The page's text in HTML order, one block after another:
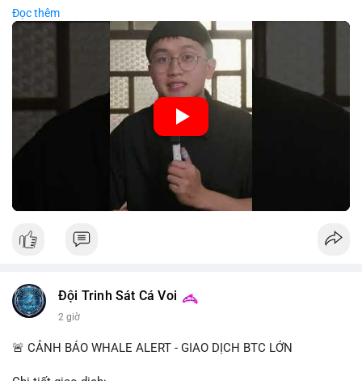
trung, CBDC là hình thức tiền pháp định được phát hành và
quản lý trực tiếp bởi Ngân hàng Trung ương nhằm tối ưu hóa
hệ thống thanh toán và tăng cường hiệu quả chính sách tiền tệ.
Việc triển khai CBDC hứa hẹn sẽ thay đổi diện mạo của hạ
tầng tài chính truyền thống, mang lại sự tiện lợi trong giao dịch
nhưng cũng đặt ra nhiều thách thức về quyền riêng tư và an
ninh mạng.
🎥 Xem video trực tiếp tại:
Đọc thêm
Đội Trinh Sát Cá Voi
2 giờ
🚨 CẢNH BÁO WHALE ALERT - GIAO DỊCH BTC LỚN